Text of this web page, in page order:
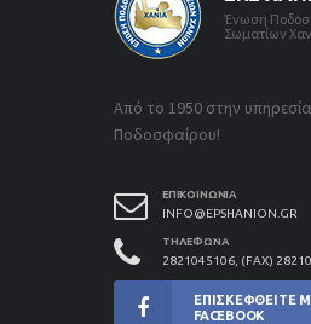
Ένωση
Σωματίων
Από το 1950 στην
Ποδοσφαίρου!
ΕΠΙΚΟΙΝΩΝΊΑ
INFO@EPSHANION.GR
ΤΗΛΈΦΩΝΑ
2821045106, (FAX)
ΕΠΙΣΚΕΦΘΕΊΤΕ
FACEBOOK